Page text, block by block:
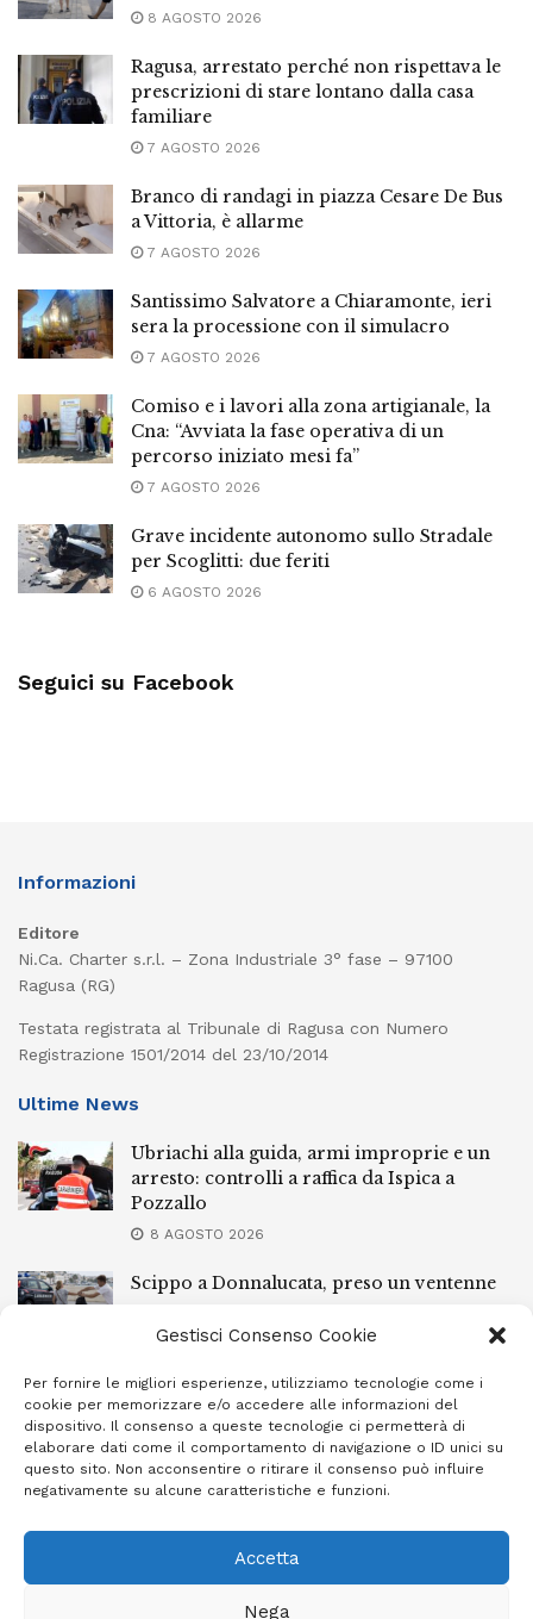
Gestisci Consenso Cookie
Per fornire le migliori esperienze, utilizziamo tecnologie come i
cookie per memorizzare e/o accedere alle informazioni del
dispositivo. Il consenso a queste tecnologie ci permetterà di
elaborare dati come il comportamento di navigazione o ID unici su
questo sito. Non acconsentire o ritirare il consenso può influire
negativamente su alcune caratteristiche e funzioni.
Accetta
Nega
8 AGOSTO 2026
Ragusa, arrestato perché non rispettava le
prescrizioni di stare lontano dalla casa
familiare
7 AGOSTO 2026
Branco di randagi in piazza Cesare De Bus
a Vittoria, è allarme
7 AGOSTO 2026
Santissimo Salvatore a Chiaramonte, ieri
sera la processione con il simulacro
7 AGOSTO 2026
Comiso e i lavori alla zona artigianale, la
Cna: “Avviata la fase operativa di un
percorso iniziato mesi fa”
7 AGOSTO 2026
Grave incidente autonomo sullo Stradale
per Scoglitti: due feriti
6 AGOSTO 2026
Seguici su Facebook
Informazioni
Editore
Ni.Ca. Charter s.r.l. – Zona Industriale 3° fase – 97100
Ragusa (RG)
Testata registrata al Tribunale di Ragusa con Numero
Registrazione 1501/2014 del 23/10/2014
Ultime News
Ubriachi alla guida, armi improprie e un
arresto: controlli a raffica da Ispica a
Pozzallo
8 AGOSTO 2026
Scippo a Donnalucata, preso un ventenne
8 AGOSTO 2026
Ragusa, arrestato perché non rispettava le
prescrizioni di stare lontano dalla casa
familiare
7 AGOSTO 2026